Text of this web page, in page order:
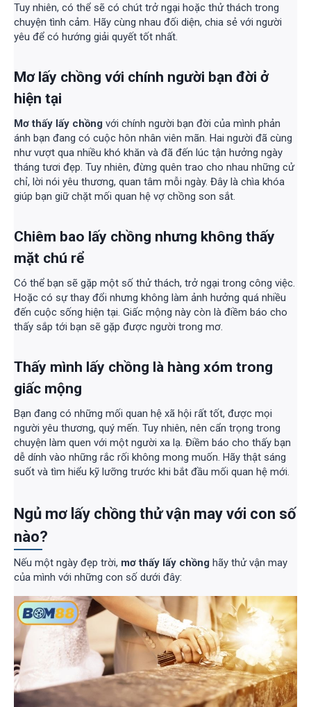
Tuy nhiên, có thể sẽ có chút trở ngại hoặc thử thách trong
chuyện tình cảm. Hãy cùng nhau đối diện, chia sẻ với người
yêu để có hướng giải quyết tốt nhất.
Mơ lấy chồng với chính người bạn đời ở
hiện tại
Mơ thấy lấy chồng với chính người bạn đời của mình phản
ánh bạn đang có cuộc hôn nhân viên mãn. Hai người đã cùng
như vượt qua nhiều khó khăn và đã đến lúc tận hưởng ngày
tháng tươi đẹp. Tuy nhiên, đừng quên trao cho nhau những cử
chỉ, lời nói yêu thương, quan tâm mỗi ngày. Đây là chìa khóa
giúp bạn giữ chặt mối quan hệ vợ chồng son sắt.
Chiêm bao lấy chồng nhưng không thấy
mặt chú rể
Có thể bạn sẽ gặp một số thử thách, trở ngại trong công việc.
Hoặc có sự thay đổi nhưng không làm ảnh hưởng quá nhiều
đến cuộc sống hiện tại. Giấc mộng này còn là điềm báo cho
thấy sắp tới bạn sẽ gặp được người trong mơ.
Thấy mình lấy chồng là hàng xóm trong
giấc mộng
Bạn đang có những mối quan hệ xã hội rất tốt, được mọi
người yêu thương, quý mến. Tuy nhiên, nên cẩn trọng trong
chuyện làm quen với một người xa lạ. Điềm báo cho thấy bạn
dễ dính vào những rắc rối không mong muốn. Hãy thật sáng
suốt và tìm hiểu kỹ lưỡng trước khi bắt đầu mối quan hệ mới.
Ngủ mơ lấy chồng thử vận may với con số
nào?
Nếu một ngày đẹp trời, mơ thấy lấy chồng hãy thử vận may
của mình với những con số dưới đây: